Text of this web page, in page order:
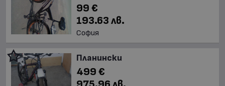
99 €
193.63 лв.
София
Планински
499 €